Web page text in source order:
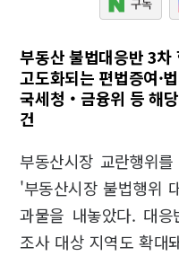
부동산 불법대응반 3차
고도화되는 편법증여·
국세청‧금융위 등 해
건
부동산시장 교란행위
'부동산시장 불법행위
과물을 내놓았다. 대
조사 대상 지역도 확대